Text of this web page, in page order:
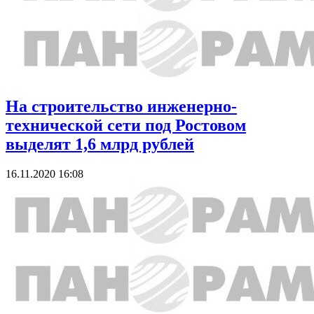
На строительство инженерно-
технической сети под Ростовом
выделят 1,6 млрд рублей
16.11.2020 16:08